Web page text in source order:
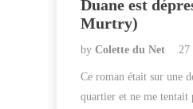
Duane est
Murtry)
by Colette du Net 27
Ce roman était sur une
quartier et ne me tentait